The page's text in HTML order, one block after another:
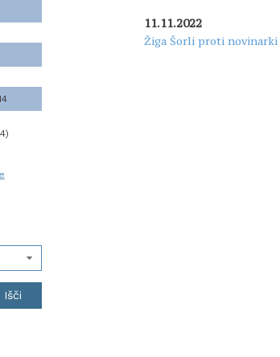
11.11.2022
Žiga Šorli proti novinarki